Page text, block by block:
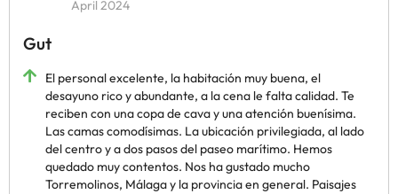
April 2024
Gut
El personal excelente, la habitación muy buena, el
desayuno rico y abundante, a la cena le falta calidad. Te
reciben con una copa de cava y una atención buenísima.
Las camas comodísimas. La ubicación privilegiada, al lado
del centro y a dos pasos del paseo marítimo. Hemos
quedado muy contentos. Nos ha gustado mucho
Torremolinos, Málaga y la provincia en general. Paisajes